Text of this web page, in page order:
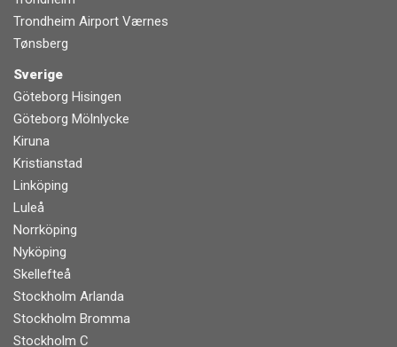
Trondheim Airport Værnes
Tønsberg
Sverige
Göteborg Hisingen
Göteborg Mölnlycke
Kiruna
Kristianstad
Linköping
Luleå
Norrköping
Nyköping
Skellefteå
Stockholm Arlanda
Stockholm Bromma
Stockholm C